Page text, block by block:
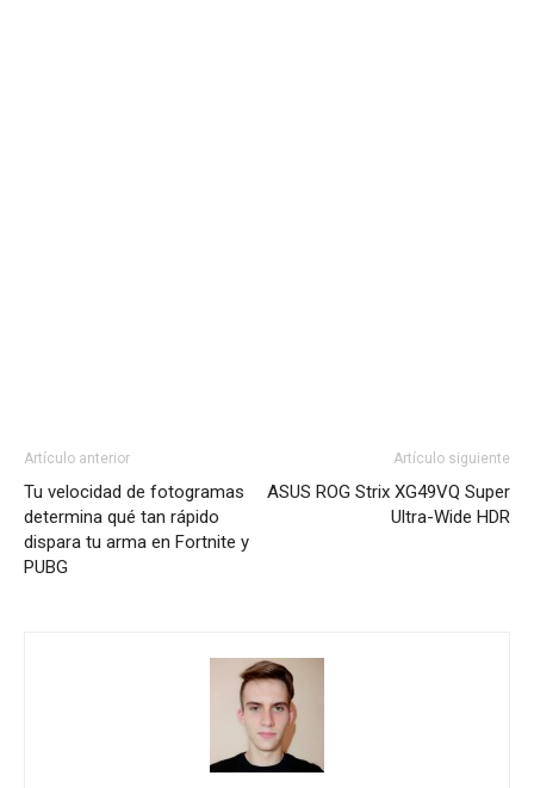
Artículo anterior
Tu velocidad de fotogramas
determina qué tan rápido
dispara tu arma en Fortnite y
PUBG
Artículo siguiente
ASUS ROG Strix XG49VQ Super
Ultra-Wide HDR